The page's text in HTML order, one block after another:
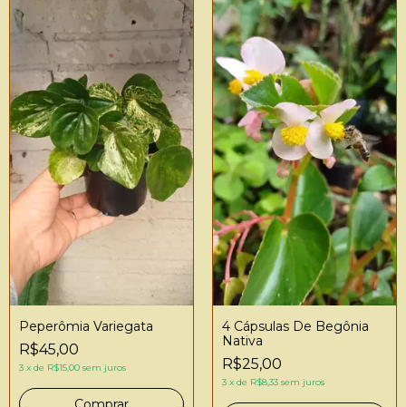
Peperômia Variegata
R$45,00
3 x de R$15,00 sem juros
4 Cápsulas De Begônia
Nativa
R$25,00
3 x de R$8,33 sem juros